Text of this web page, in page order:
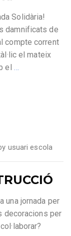
Solidària!
damnificats de
compte corrent
el mateix
el …
usuari escola
una jornada per
decoracions per